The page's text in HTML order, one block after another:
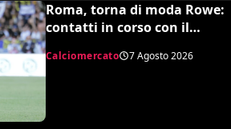
Roma, torna di moda Rowe:
contatti in corso con il
Bologna
Calciomercato 7 Agosto 2026